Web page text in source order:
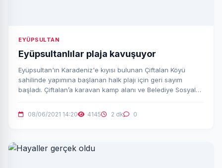
EYÜPSULTAN
Eyüpsultanlılar plaja kavuşuyor
Eyüpsultan'ın Karadeniz'e kıyısı bulunan Çiftalan Köyü
sahilinde yapımına başlanan halk plajı için geri sayım
başladı. Çiftalan’a karavan kamp alanı ve Belediye Sosyal
08/06/2021 14:20 4145 2 dk 0